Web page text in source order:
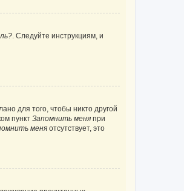
. Следуйте инструкциям, и
для того, чтобы никто другой
пункт Запомнить меня при
меня отсутствует, это